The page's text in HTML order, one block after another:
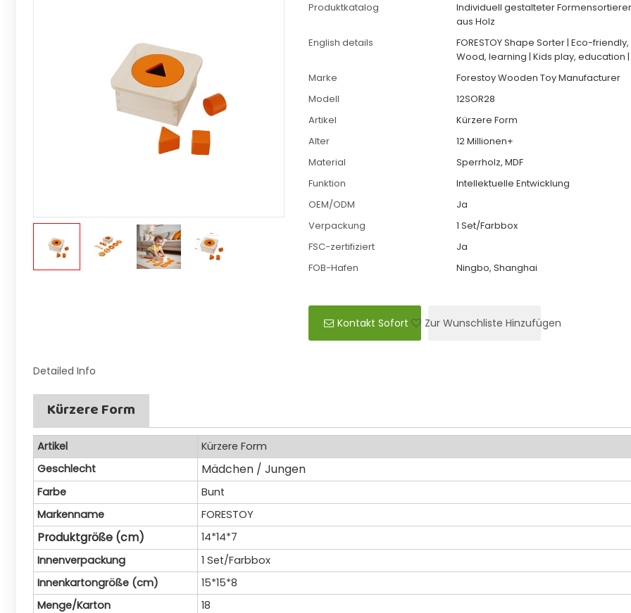
Produktkatalog
Individuell gestalteter
aus Holz
English details
FORESTOY Shape Sorter | Eco-
Wood, learning | Kids play, education
Marke
Forestoy Wooden Toy Manufacturer
Modell
12SOR28
Artikel
Kürzere Form
Alter
12 Millionen+
Material
Sperrholz, MDF
Funktion
Intellektuelle Entwicklung
OEM/ODM
Ja
Verpackung
1 Set/Farbbox
FSC-zertifiziert
Ja
FOB-Hafen
Ningbo, Shanghai
Kontakt Sofort Zur Wunschliste Hinzufügen
Detailed Info
Kürzere Form
Artikel
Kürzere Form
Geschlecht
Mädchen / Jungen
Farbe
Bunt
Markenname
FORESTOY
Produktgröße (cm)
14*14*7
Innenverpackung
1 Set/Farbbox
Innenkartongröße (cm)
15*15*8
Menge/Karton
18